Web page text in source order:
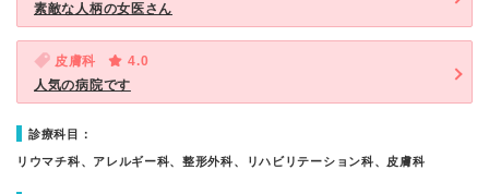
素敵な人柄の女医さん
皮膚科
4.0
人気の病院です
診療科目：
リウマチ科、アレルギー科、整形外科、リハビリテーション科、皮膚科